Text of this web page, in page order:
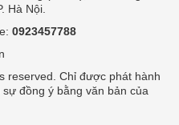
Hà Nội.
0923457788
reserved. Chỉ được phát hành
đồng ý bằng văn bản của